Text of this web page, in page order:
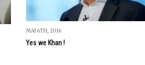
MAI 6TH, 2016
Yes we Khan !